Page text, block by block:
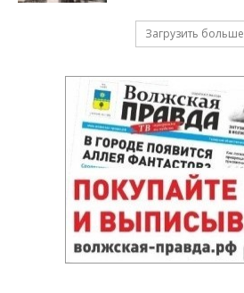
Загрузить больше